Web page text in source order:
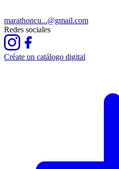
marathoncu...@gmail.com
Redes sociales
Créate un catálogo digital